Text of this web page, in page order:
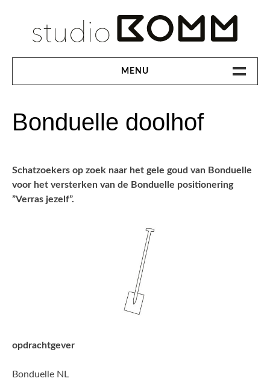
MENU
ONTWERPSTUDIO
Bonduelle doolhof
Schatzoekers op zoek naar het gele goud van Bonduelle
voor het versterken van de Bonduelle positionering
”Verras jezelf”.
opdrachtgever
Bonduelle NL